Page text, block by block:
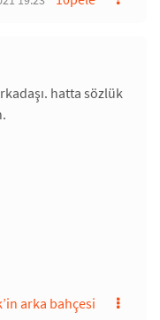
hatta sözlük
arka bahçesi